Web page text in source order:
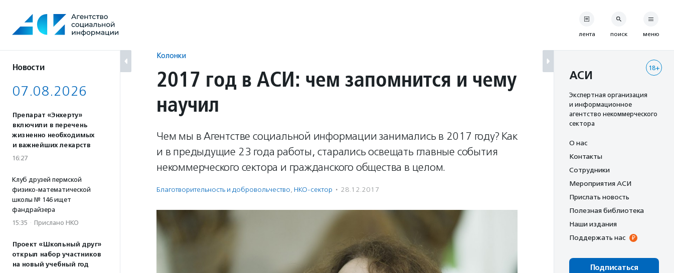
содержанию
Новости
07.08.2026
Препарат «Энхерту»
включили в перечень
жизненно необходимых
и важнейших лекарств
16:27
Клуб друзей пермской
физико-математической
школы № 146 ищет
фандрайзера
15:35 · Прислано НКО
Проект «Школьный друг»
открыл набор участников
на новый учебный год
Колонки
2017 год в АСИ: чем запомнится и чему
научил
Чем мы в Агентстве социальной информации занимались в 2017 году? Как
и в предыдущие 23 года работы, старались освещать главные события
некоммерческого сектора и гражданского общества в целом.
Благотвори­тель­ность и доброволь­чест­во, НКО-сектор · 28.12.2017
лента поиск меню
18+
АСИ
Экспертная организация
и информационное
агентство некоммерческого
сектора
О нас
Контакты
Сотрудники
Мероприятия АСИ
Прислать новость
Полезная библиотека
Наши издания
Поддержать нас
Подписаться